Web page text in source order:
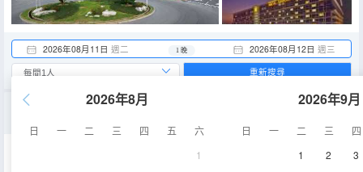
2026年08月11日 週二 2026年08月12日 週三
1 晚
2026年8月
日 一 二 三 四 五
六
1
2026年9月
日 一 二 三
四
1
2 3
重新搜尋
空調